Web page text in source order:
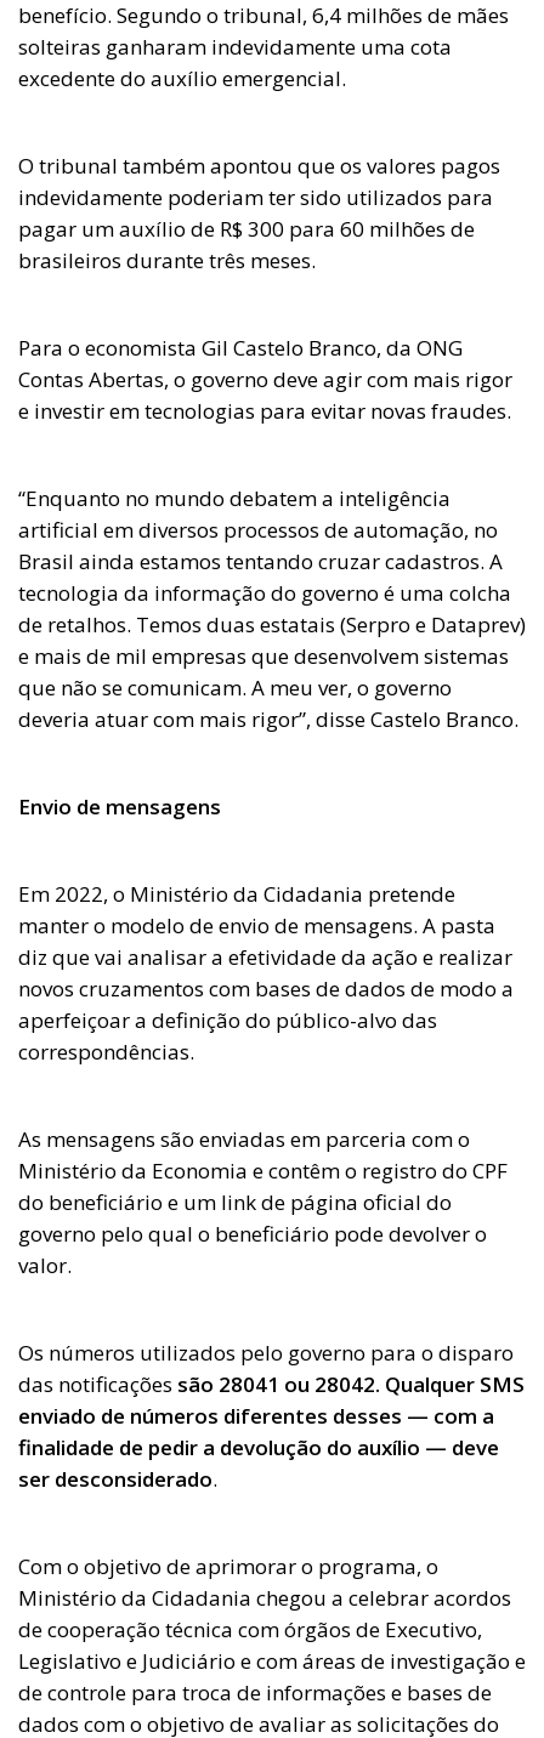
benefício. Segundo o tribunal, 6,4 milhões de mães
solteiras ganharam indevidamente uma cota
excedente do auxílio emergencial.
O tribunal também apontou que os valores pagos
indevidamente poderiam ter sido utilizados para
pagar um auxílio de R$ 300 para 60 milhões de
brasileiros durante três meses.
Para o economista Gil Castelo Branco, da ONG
Contas Abertas, o governo deve agir com mais rigor
e investir em tecnologias para evitar novas fraudes.
“Enquanto no mundo debatem a inteligência
artificial em diversos processos de automação, no
Brasil ainda estamos tentando cruzar cadastros. A
tecnologia da informação do governo é uma colcha
de retalhos. Temos duas estatais (Serpro e Dataprev)
e mais de mil empresas que desenvolvem sistemas
que não se comunicam. A meu ver, o governo
deveria atuar com mais rigor”, disse Castelo Branco.
Envio de mensagens
Em 2022, o Ministério da Cidadania pretende
manter o modelo de envio de mensagens. A pasta
diz que vai analisar a efetividade da ação e realizar
novos cruzamentos com bases de dados de modo a
aperfeiçoar a definição do público-alvo das
correspondências.
As mensagens são enviadas em parceria com o
Ministério da Economia e contêm o registro do CPF
do beneficiário e um link de página oficial do
governo pelo qual o beneficiário pode devolver o
valor.
Os números utilizados pelo governo para o disparo
das notificações são 28041 ou 28042. Qualquer SMS
enviado de números diferentes desses — com a
finalidade de pedir a devolução do auxílio — deve
ser desconsiderado.
Com o objetivo de aprimorar o programa, o
Ministério da Cidadania chegou a celebrar acordos
de cooperação técnica com órgãos de Executivo,
Legislativo e Judiciário e com áreas de investigação e
de controle para troca de informações e bases de
dados com o objetivo de avaliar as solicitações do